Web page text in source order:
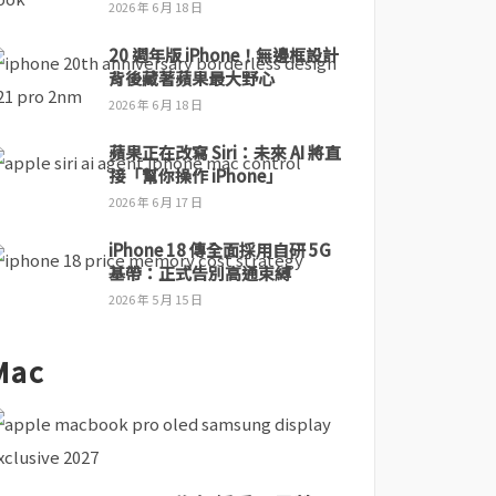
2026 年 6 月 18 日
20 週年版 iPhone！無邊框設計
背後藏著蘋果最大野心
2026 年 6 月 18 日
蘋果正在改寫 Siri：未來 AI 將直
接「幫你操作 iPhone」
2026 年 6 月 17 日
iPhone 18 傳全面採用自研 5G
基帶：正式告別高通束縛
2026 年 5 月 15 日